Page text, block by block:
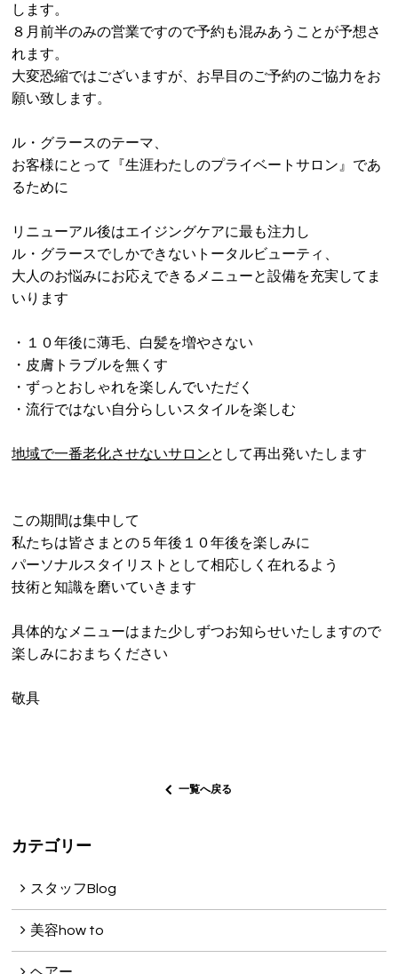
NEWS
Le GRACEの介護
WEB予約
RECRUIT
PRIVACY POLICY
します。
８月前半のみの営業ですので予約も混みあうことが予想さ
れます。
大変恐縮ではございますが、お早目のご予約のご協力をお
願い致します。
ル・グラースのテーマ、
お客様にとって『生涯わたしのプライベートサロン』であ
るために
リニューアル後はエイジングケアに最も注力し
ル・グラースでしかできないトータルビューティ、
大人のお悩みにお応えできるメニューと設備を充実してま
いります
・１０年後に薄毛、白髪を増やさない
・皮膚トラブルを無くす
・ずっとおしゃれを楽しんでいただく
・流行ではない自分らしいスタイルを楽しむ
地域で一番老化させないサロンとして再出発いたします
この期間は集中して
私たちは皆さまとの５年後１０年後を楽しみに
パーソナルスタイリストとして相応しく在れるよう
技術と知識を磨いていきます
具体的なメニューはまた少しずつお知らせいたしますので
楽しみにおまちください
敬具
一覧へ戻る
カテゴリー
スタッフBlog
美容how to